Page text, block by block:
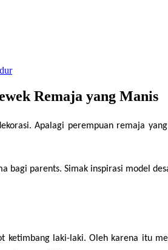
Remaja yang Manis
Apalagi perempuan remaja
bagi parents. Simak inspirasi model
ketimbang laki-laki. Oleh karena itu